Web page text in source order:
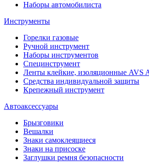
Наборы автомобилиста
Инструменты
Горелки газовые
Ручной инструмент
Наборы инструментов
Специнструмент
Ленты клейкие, изоляционные AVS
Средства индивидуальной защиты
Крепежный инструмент
Автоаксессуары
Брызговики
Вешалки
Знаки самоклеящиеся
Знаки на присоске
Заглушки ремня безопасности